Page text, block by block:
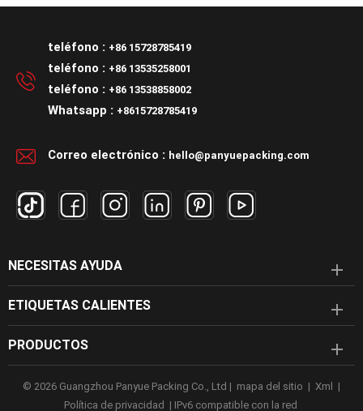
teléfono : +86 15728785419
teléfono : +86 13535258001
teléfono : +86 13538858002
Whatsapp : +8615728785419
Correo electrónico : hello@panyuepacking.com
NECESITAS AYUDA
ETIQUETAS CALIENTES
PRODUCTOS
© 2026 Guangzhou Panyue Packing Co., Ltd | mapa del sitio | Xml
|
Política de privacidad | IPv6 compatible con la red